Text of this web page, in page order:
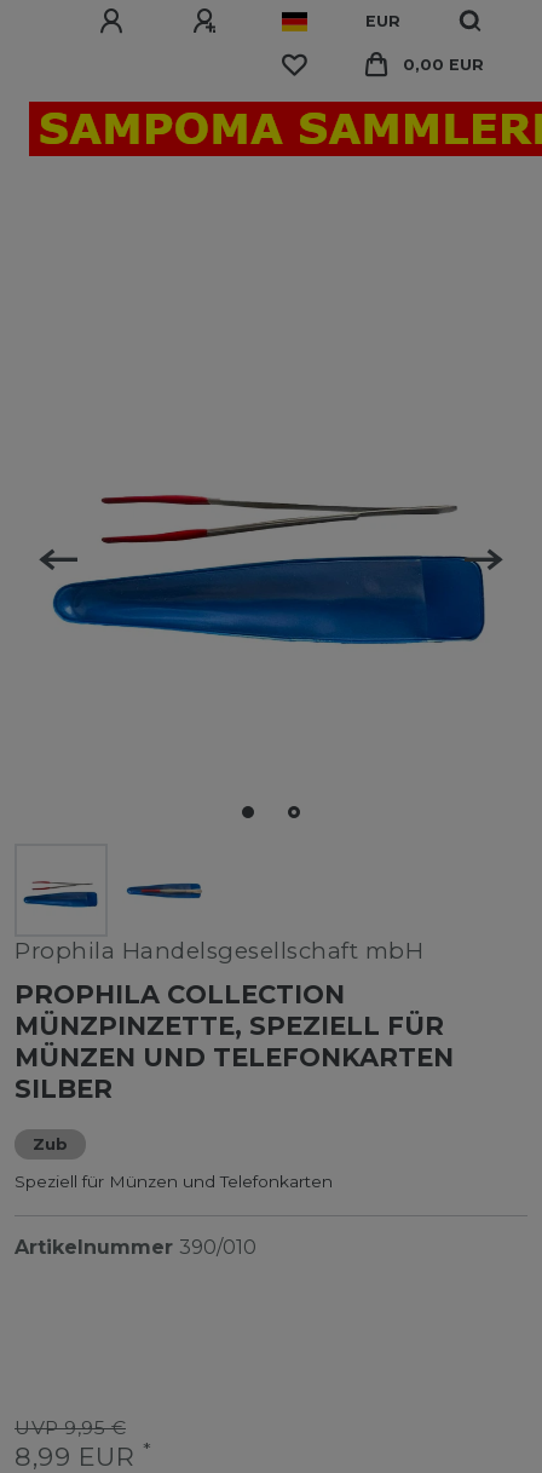
EUR
0,00 EUR
Prophila Handelsgesellschaft mbH
PROPHILA COLLECTION
MÜNZPINZETTE, SPEZIELL FÜR
MÜNZEN UND TELEFONKARTEN
SILBER
Zub
Speziell für Münzen und Telefonkarten
Artikelnummer 390/010
UVP 9,95 €
8,99 EUR *